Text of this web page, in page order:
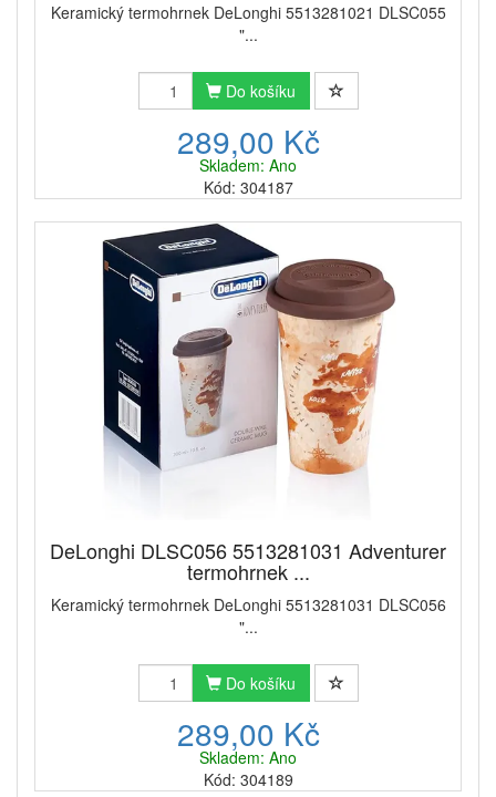
Keramický termohrnek DeLonghi 5513281021 DLSC055
"...
Do košíku
289,00 Kč
Skladem: Ano
Kód: 304187
DeLonghi DLSC056 5513281031 Adventurer
termohrnek ...
Keramický termohrnek DeLonghi 5513281031 DLSC056
"...
Do košíku
289,00 Kč
Skladem: Ano
Kód: 304189